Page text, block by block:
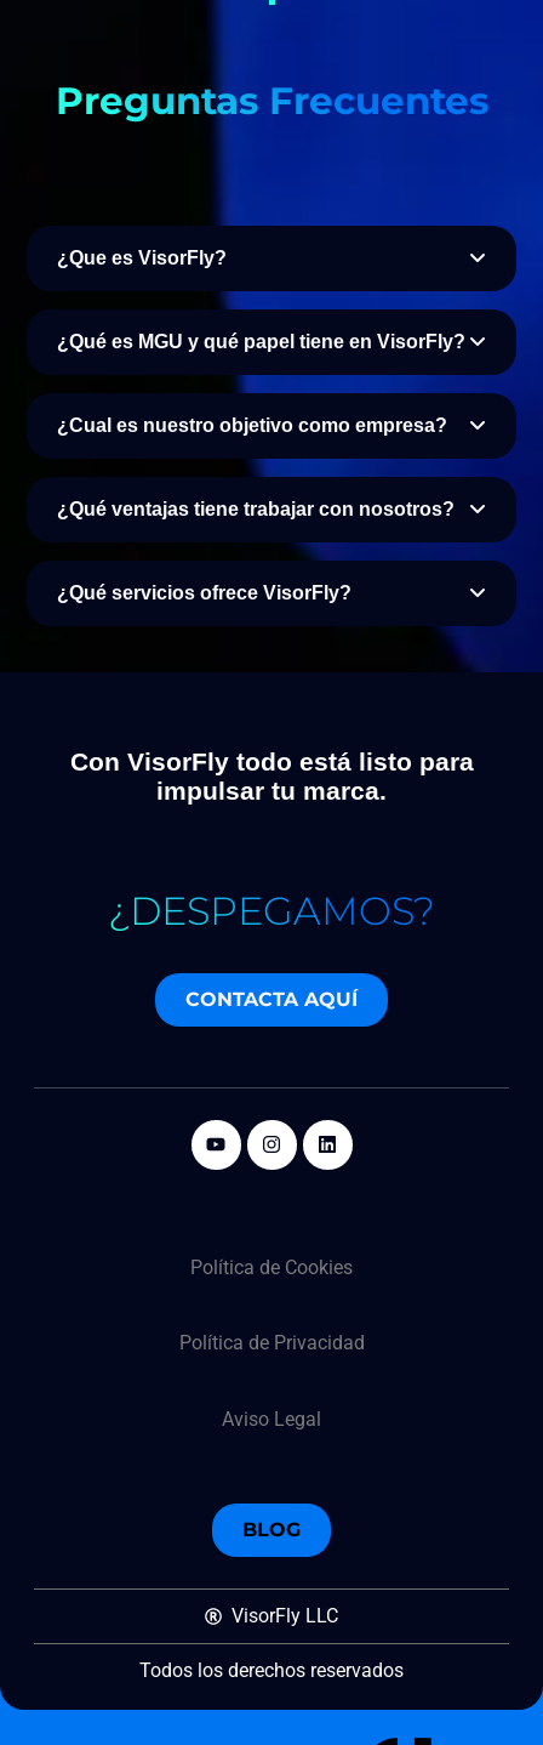
Preguntas Frecuentes
¿Que es VisorFly?
¿Qué es MGU y qué papel tiene en VisorFly?
¿Cual es nuestro objetivo como empresa?
¿Qué ventajas tiene trabajar con nosotros?
¿Qué servicios ofrece VisorFly?
Con VisorFly todo está listo para
impulsar tu marca.
¿DESPEGAMOS?
CONTACTA AQUÍ
Política de Cookies
Política de Privacidad
Aviso Legal
BLOG
VisorFly LLC
Todos los derechos reservados